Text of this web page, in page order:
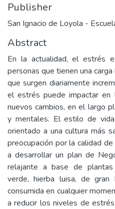
Publisher
San Ignacio de Loyola -
Abstract
En la actualidad, el estrés
personas que tienen una
que surgen diariamente
el estrés puede impactar en
nuevos cambios, en el largo
y mentales. El estilo de
orientado a una cultura más
preocupación por la calidad
a desarrollar un plan de
relajante a base de plantas
verde, hierba luisa, de
consumida en cualquier
a reducir los niveles de